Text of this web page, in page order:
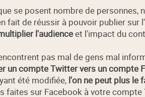
se posent nombre de
fait de réussir à pouvoir publier sur
l'audienceet l'impact du
pas mal de gens mal
un compte Twitter vers un compte
été modifiée, l'on ne peut plus le
faites sur Facebook à votre compte